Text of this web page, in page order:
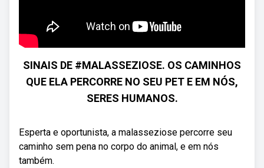
SINAIS DE #MALASSEZIOSE. OS CAMINHOS
QUE ELA PERCORRE NO SEU PET E EM NÓS,
SERES HUMANOS.
Esperta e oportunista, a malasseziose percorre seu
caminho sem pena no corpo do animal, e em nós
também.